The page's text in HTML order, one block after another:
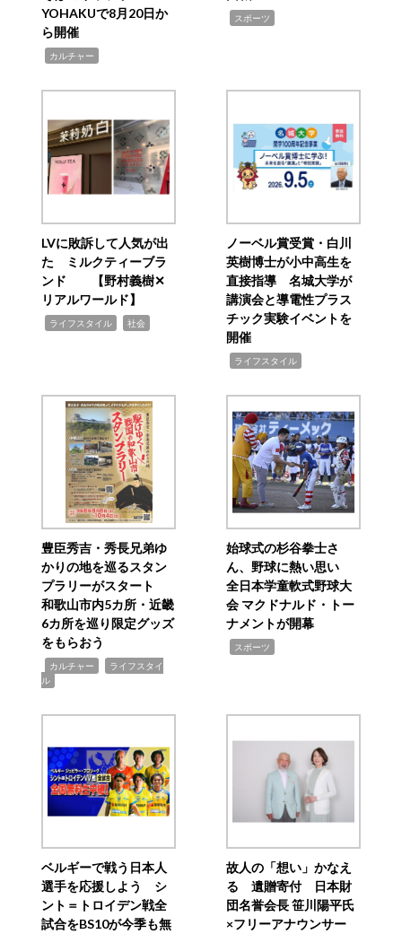
YOHAKUで8月20日か
ら開催
カルチャー
スポーツ
LVに敗訴して人気が出
た ミルクティーブラ
ンド 【野村義樹✕
リアルワールド】
ライフスタイル 社会
ノーベル賞受賞・白川
英樹博士が小中高生を
直接指導 名城大学が
講演会と導電性プラス
チック実験イベントを
開催
ライフスタイル
豊臣秀吉・秀長兄弟ゆ
かりの地を巡るスタン
プラリーがスタート
和歌山市内5カ所・近畿
6カ所を巡り限定グッズ
をもらおう
カルチャー
ライフスタイ
ル
始球式の杉谷拳士さ
ん、野球に熱い思い
全日本学童軟式野球大
会 マクドナルド・トー
ナメントが開幕
スポーツ
ベルギーで戦う日本人
選手を応援しよう シ
ント＝トロイデン戦全
試合をBS10が今季も無
故人の「想い」かなえ
る 遺贈寄付 日本財
団名誉会長 笹川陽平氏
×フリーアナウンサー